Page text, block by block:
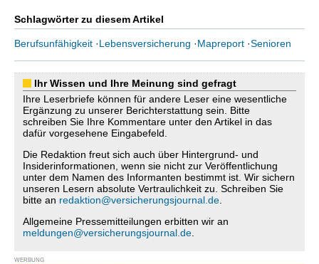
Schlagwörter zu diesem Artikel
Berufsunfähigkeit ·Lebensversicherung ·Mapreport ·Senioren
Ihr Wissen und Ihre Meinung sind gefragt
Ihre Leserbriefe können für andere Leser eine wesentliche
Ergänzung zu unserer Berichterstattung sein. Bitte
schreiben Sie Ihre Kommentare unter den Artikel in das
dafür vorgesehene Eingabefeld.
Die Redaktion freut sich auch über Hintergrund- und
Insiderinformationen, wenn sie nicht zur Veröffentlichung
unter dem Namen des Informanten bestimmt ist. Wir sichern
unseren Lesern absolute Vertraulichkeit zu. Schreiben Sie
bitte an redaktion@versicherungsjournal.de
Allgemeine Pressemitteilungen erbitten wir an
meldungen@versicherungsjournal.de
WERBUNG